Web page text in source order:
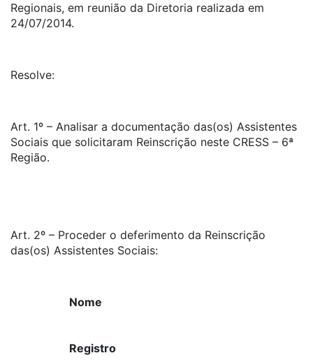
Regionais, em reunião da Diretoria realizada em
24/07/2014.
Resolve:
Art. 1º – Analisar a documentação das(os) Assistentes
Sociais que solicitaram Reinscrição neste CRESS – 6ª
Região.
Art. 2º – Proceder o deferimento da Reinscrição
das(os) Assistentes Sociais:
Nome
Registro